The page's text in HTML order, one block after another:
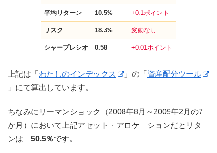
平均リターン 10.5% +0.1ポイント
リスク 18.3% 変動なし
シャープレシオ 0.58 +0.01ポイント
上記は「 わたしのインデックス 」の「 資産配分ツール
」にて算出しています。
ちなみにリーマンショック（2008年8月～2009年2月の7
か月）において上記アセット・アロケーションだとリター
ンは －50.5％です。